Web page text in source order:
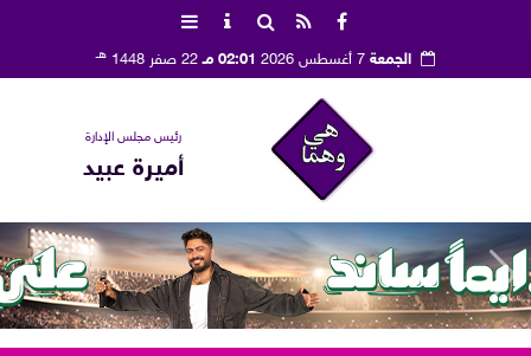
الجمعة 02:01 مـ 22 صفر 1448 هـ
رئيس مجلس الإدارة
أميرة عبيد